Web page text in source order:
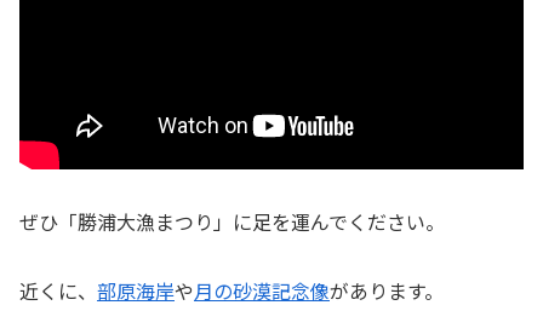
ぜひ「勝浦大漁まつり」に足を運んでください。
近くに、 部原海岸や月の砂漠記念像があります。